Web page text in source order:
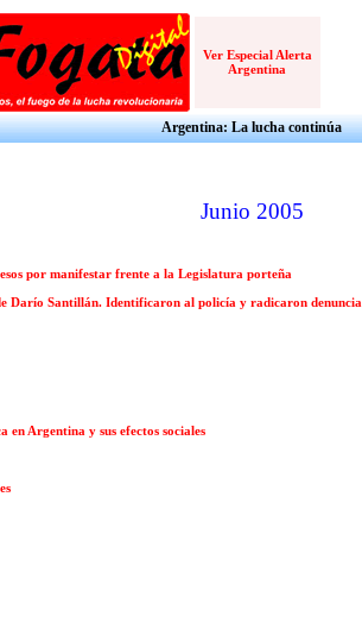
Ver Especial Alerta
Argentina
Argentina: La lucha continúa
Junio 2005
por manifestar frente a la Legislatura porteña
Darío Santillán. Identificaron al policía y radicaron denuncia
en Argentina y sus efectos sociales